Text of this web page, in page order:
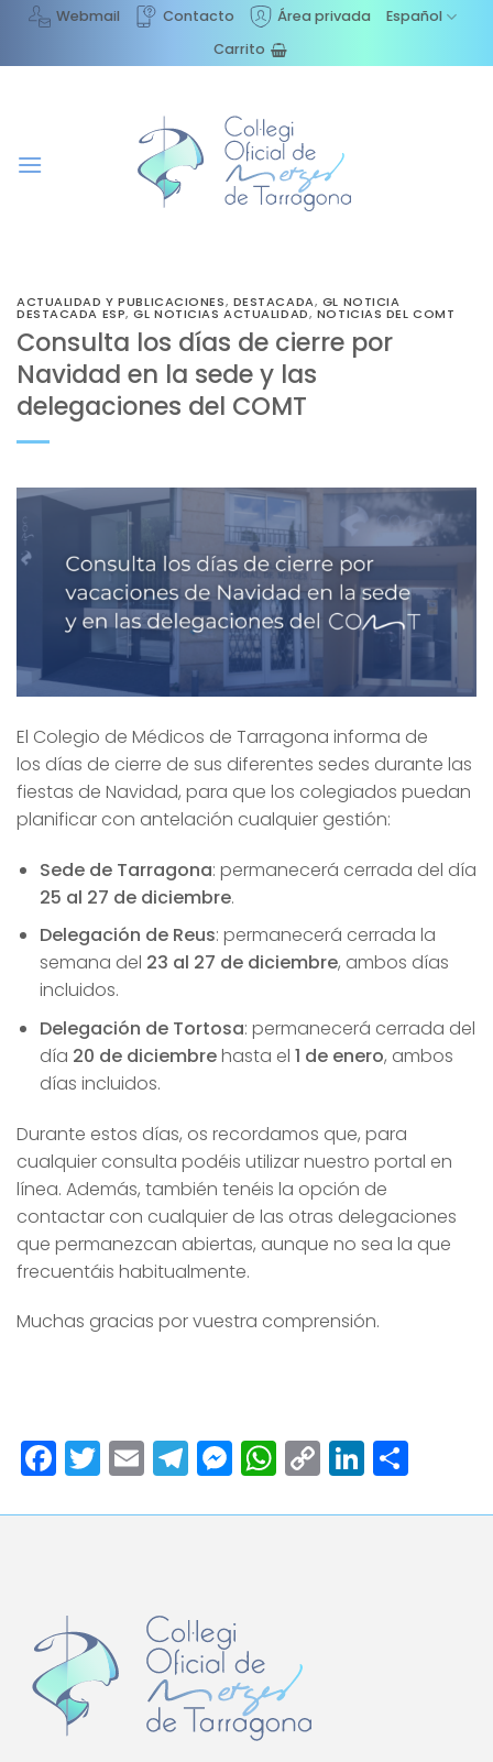
Saltar
contenido
Webmail Contacto Área privada
Español
Carrito
ACTUALIDAD Y PUBLICACIONES, DESTACADA, GL NOTICIA
DESTACADA ESP,GL NOTICIAS ACTUALIDAD, NOTICIAS DEL COMT
Consulta los días de cierre por
Navidad en la sede y las
delegaciones del COMT
El Colegio de Médicos de Tarragona informa de
los días de cierre de sus diferentes sedes durante las
fiestas de Navidad, para que los colegiados puedan
planificar con antelación cualquier gestión:
Sede de Tarragona: permanecerá cerrada del día
25 al 27 de diciembre.
Delegación de Reus: permanecerá cerrada la
semana del 23 al 27 de diciembre, ambos días
incluidos.
Delegación de Tortosa: permanecerá cerrada del
día 20 de diciembrehasta el 1 de enero, ambos
días incluidos.
Durante estos días, os recordamos que, para
cualquier consulta podéis utilizar nuestro portal en
línea. Además, también tenéis la opción de
contactar con cualquier de las otras delegaciones
que permanezcan abiertas, aunque no sea la que
frecuentáis habitualmente.
Muchas gracias por vuestra comprensión.
Facebook
Twitter
EmailTelegram
Messenger
WhatsApp
Copy
Link